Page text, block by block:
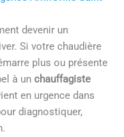
devenir un
Si votre chaudière
plus ou présente
à unchauffagiste
en urgence dans
diagnostiquer,